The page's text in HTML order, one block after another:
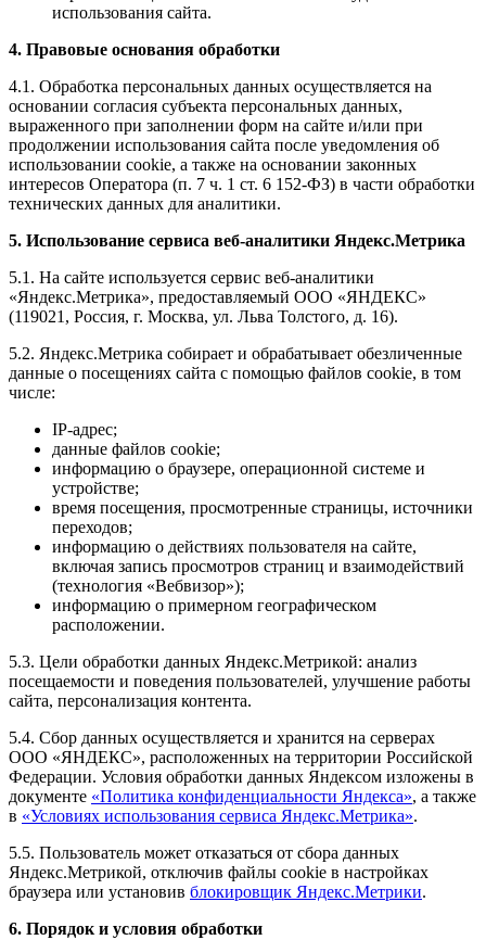
использования сайта.
4. Правовые основания обработки
4.1. Обработка персональных данных осуществляется на
основании согласия субъекта персональных данных,
выраженного при заполнении форм на сайте и/или при
продолжении использования сайта после уведомления об
использовании cookie, а также на основании законных
интересов Оператора (п. 7 ч. 1 ст. 6 152-ФЗ) в части обработки
технических данных для аналитики.
5. Использование сервиса веб-аналитики Яндекс.Метрика
5.1. На сайте используется сервис веб-аналитики
«Яндекс.Метрика», предоставляемый ООО «ЯНДЕКС»
(119021, Россия, г. Москва, ул. Льва Толстого, д. 16).
5.2. Яндекс.Метрика собирает и обрабатывает обезличенные
данные о посещениях сайта с помощью файлов cookie, в том
числе:
IP-адрес;
данные файлов cookie;
информацию о браузере, операционной системе и
устройстве;
время посещения, просмотренные страницы, источники
переходов;
информацию о действиях пользователя на сайте,
включая запись просмотров страниц и взаимодействий
(технология «Вебвизор»);
информацию о примерном географическом
расположении.
5.3. Цели обработки данных Яндекс.Метрикой: анализ
посещаемости и поведения пользователей, улучшение работы
сайта, персонализация контента.
5.4. Сбор данных осуществляется и хранится на серверах
ООО «ЯНДЕКС», расположенных на территории Российской
Федерации. Условия обработки данных Яндексом изложены в
документе «Политика конфиденциальности Яндекса», а также
в «Условиях использования сервиса Яндекс.Метрика».
5.5. Пользователь может отказаться от сбора данных
Яндекс.Метрикой, отключив файлы cookie в настройках
браузера или установив блокировщик Яндекс.Метрики.
6. Порядок и условия обработки